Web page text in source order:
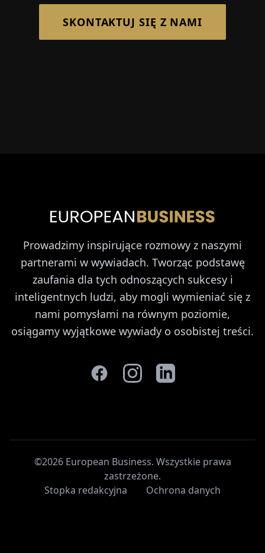
SKONTAKTUJ SIĘ Z NAMI
Prowadzimy inspirujące rozmowy z naszymi
partnerami w wywiadach. Tworząc podstawę
zaufania dla tych odnoszących sukcesy i
inteligentnych ludzi, aby mogli wymieniać się z
nami pomysłami na równym poziomie,
osiągamy wyjątkowe wywiady o osobistej treści.
©2026 European Business. Wszystkie prawa
zastrzeżone.
Stopka redakcyjna
Ochrona danych